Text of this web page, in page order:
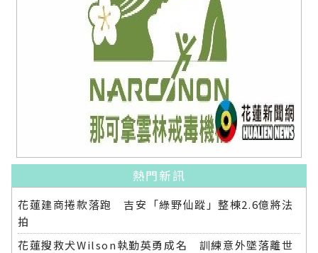
熱門新訊
花蓮建商捲款落跑 吉安「綠野仙蹤」整棟2.6億將法
拍
花蓮搜救犬Wilson執勤英勇成名 訓練意外墜落離世